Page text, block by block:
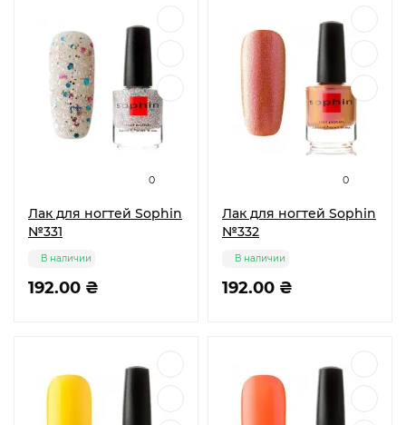
0
Лак для ногтей Sophin
№331
192.00 ₴
В наличии
0
Лак для ногтей Sophin
№332
192.00 ₴
В наличии